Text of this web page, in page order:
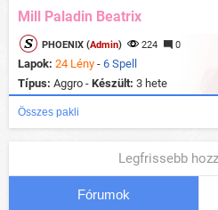
Mill Paladin Beatrix
PHOENIX (Admin) 224 0
Lapok: 24 Lény - 6 Spell
Típus: Aggro - Készült: 3 hete
Összes pakli
Legfrissebb
Fórumok